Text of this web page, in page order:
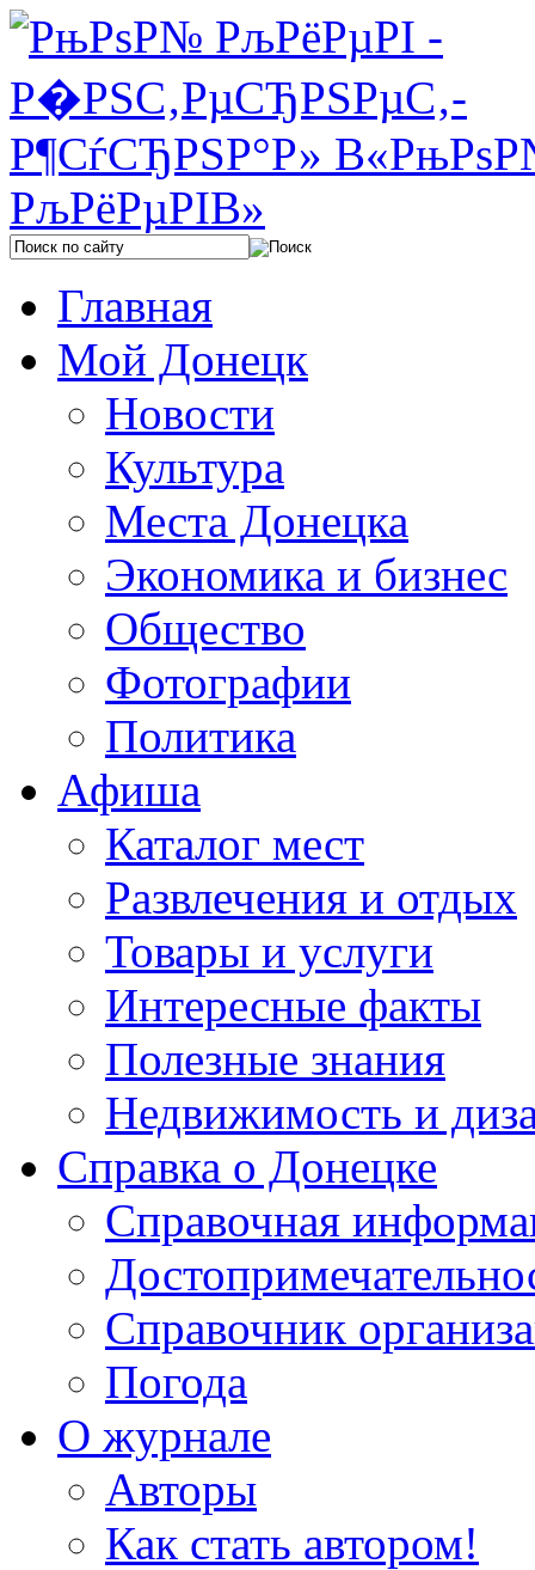
Главная
Мой Донецк
Новости
Культура
Места Донецка
Экономика и бизнес
Общество
Фотографии
Политика
Афиша
Каталог мест
Развлечения и отдых
Товары и услуги
Интересные факты
Полезные знания
Недвижимость и
Справка о Донецке
Справочная
Справочник
Погода
О журнале
Авторы
Как стать автором!